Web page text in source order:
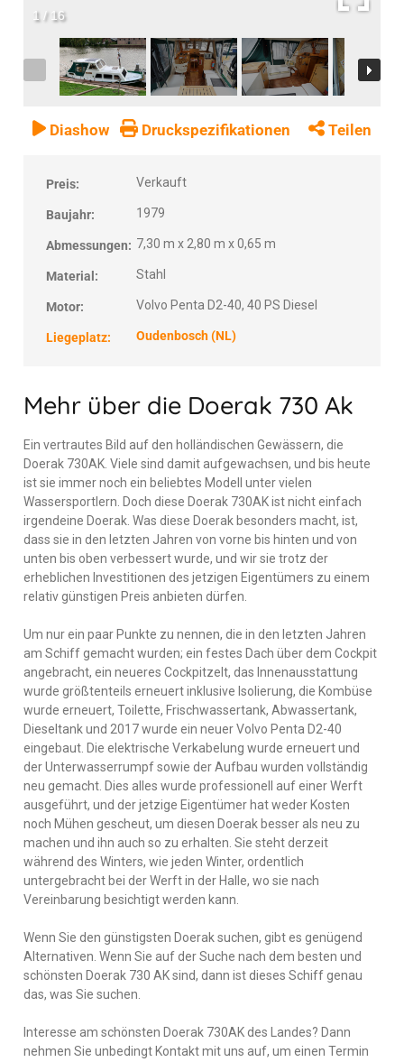
1 / 16
Diashow Druckspezifikationen Teilen
Preis: Verkauft
Baujahr: 1979
Abmessungen: 7,30 m x 2,80 m x 0,65 m
Material: Stahl
Motor: Volvo Penta D2-40, 40 PS Diesel
Liegeplatz: Oudenbosch (NL)
Mehr über die Doerak 730 Ak
Ein vertrautes Bild auf den holländischen Gewässern, die
Doerak 730AK. Viele sind damit aufgewachsen, und bis heute
ist sie immer noch ein beliebtes Modell unter vielen
Wassersportlern. Doch diese Doerak 730AK ist nicht einfach
irgendeine Doerak. Was diese Doerak besonders macht, ist,
dass sie in den letzten Jahren von vorne bis hinten und von
unten bis oben verbessert wurde, und wir sie trotz der
erheblichen Investitionen des jetzigen Eigentümers zu einem
relativ günstigen Preis anbieten dürfen.
Um nur ein paar Punkte zu nennen, die in den letzten Jahren
am Schiff gemacht wurden; ein festes Dach über dem Cockpit
angebracht, ein neueres Cockpitzelt, das Innenausstattung
wurde größtenteils erneuert inklusive Isolierung, die Kombüse
wurde erneuert, Toilette, Frischwassertank, Abwassertank,
Dieseltank und 2017 wurde ein neuer Volvo Penta D2-40
eingebaut. Die elektrische Verkabelung wurde erneuert und
der Unterwasserrumpf sowie der Aufbau wurden vollständig
neu gemacht. Dies alles wurde professionell auf einer Werft
ausgeführt, und der jetzige Eigentümer hat weder Kosten
noch Mühen gescheut, um diesen Doerak besser als neu zu
machen und ihn auch so zu erhalten. Sie steht derzeit
während des Winters, wie jeden Winter, ordentlich
untergebracht bei der Werft in der Halle, wo sie nach
Vereinbarung besichtigt werden kann.
Wenn Sie den günstigsten Doerak suchen, gibt es genügend
Alternativen. Wenn Sie auf der Suche nach dem besten und
schönsten Doerak 730 AK sind, dann ist dieses Schiff genau
das, was Sie suchen.
Interesse am schönsten Doerak 730AK des Landes? Dann
nehmen Sie unbedingt Kontakt mit uns auf, um einen Termin